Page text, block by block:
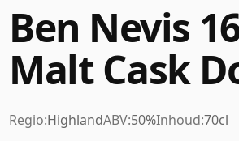
Ben Nevis
Malt Cask
Regio:HighlandABV:50%Inhoud:70cl